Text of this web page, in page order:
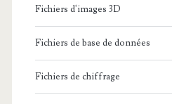
Fichiers d'images 3D
Fichiers de base de données
Fichiers de chiffrage